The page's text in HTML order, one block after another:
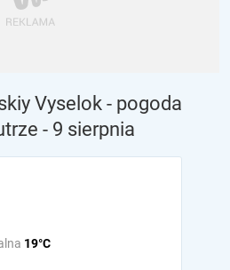
Vyselok - pogoda
- 9 sierpnia
19°C